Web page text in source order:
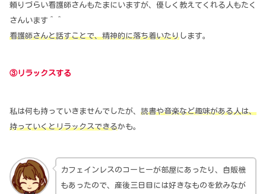
頼りづらい看護師さんもたまにいますが、優しく教えてくれる人もたく
さんいます＾＾
看護師さんと話すことで、精神的に落ち着いたりします。
③リラックスする
私は何も持っていきませんでしたが、 読書や音楽など趣味がある人は、
持っていくとリラックスできるかも。
カフェインレスのコーヒーが部屋にあったり、自販機
もあったので、産後三日目には好きなものを飲みなが